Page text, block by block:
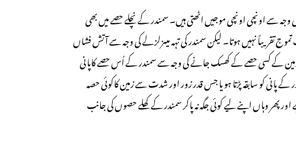
وجہ سے اونچی اونچی موجیں اٹھتی ہیں۔ سمندر کے نچلے حصے میں بھی
تقریباً نہیں ہوتا۔ لیکن سمندر کی تہہ میںزلزلے کی وجہ سے آتش فشاں
زمین کے کسی حصے کے کھسک جانے کی وجہ سے سمندر کے اُس حصے کاپانی
کو سابقہ پڑتا ہو یا جس قدر زور اور شدت سے زمین کاکوئی حصہ
پھر وہاں اپنے لیے کوئی جگہ نہ پاکر سمندر کے کھلے حصوں کی جانب